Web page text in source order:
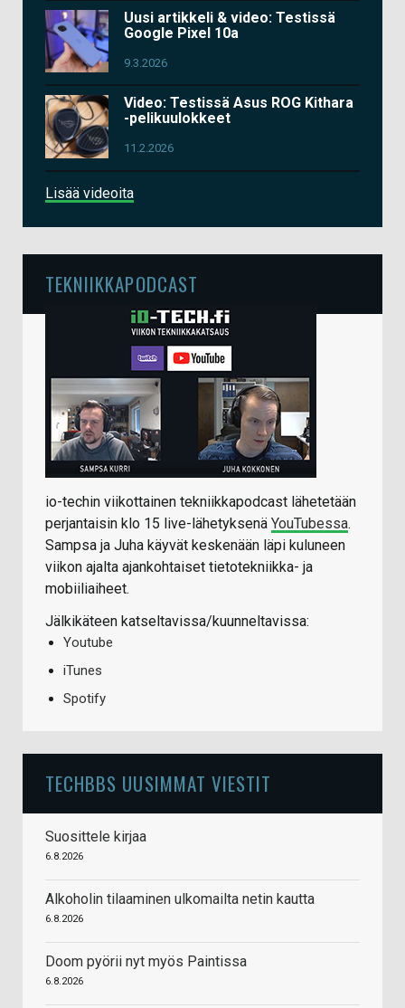
Uusi artikkeli & video: Testissä
Google Pixel 10a
9.3.2026
Video: Testissä Asus ROG Kithara
-pelikuulokkeet
11.2.2026
Lisää videoita
TEKNIIKKAPODCAST
io-techin viikottainen tekniikkapodcast lähetetään
perjantaisin klo 15 live-lähetyksenä YouTubessa.
Sampsa ja Juha käyvät keskenään läpi kuluneen
viikon ajalta ajankohtaiset tietotekniikka- ja
mobiiliaiheet.
Jälkikäteen katseltavissa/kuunneltavissa:
Youtube
iTunes
Spotify
TECHBBS UUSIMMAT VIESTIT
Suosittele kirjaa
6.8.2026
Alkoholin tilaaminen ulkomailta netin kautta
6.8.2026
Doom pyörii nyt myös Paintissa
6.8.2026